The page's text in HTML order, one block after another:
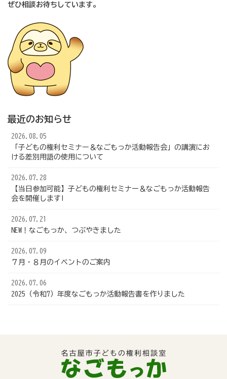
ぜひ相談お待ちしています。
最近のお知らせ
2026.08.05
「子どもの権利セミナー＆なごもっか活動報告会」の講演にお
ける差別用語の使用について
2026.07.28
【当日参加可能】子どもの権利セミナー＆なごもっか活動報告
会を開催します!
2026.07.21
NEW！なごもっか、つぶやきました
2026.07.09
７月・８月のイベントのご案内
2026.07.06
2025（令和7）年度なごもっか活動報告書を作りました